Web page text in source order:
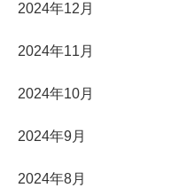
2024年12月
2024年11月
2024年10月
2024年9月
2024年8月